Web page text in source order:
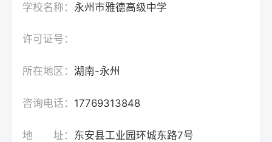
学校名称： 永州市雅德高级中学
许可证号：
所在地区：湖南-永州
咨询电话： 17769313848
地 址： 东安县工业园环城东路7号